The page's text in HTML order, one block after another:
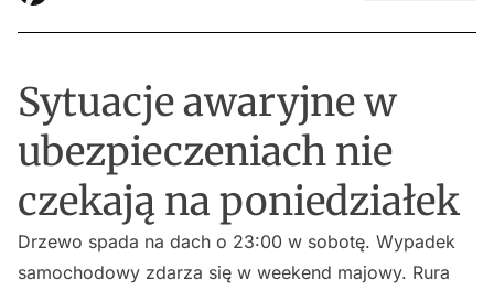
Sytuacje awaryjne w
ubezpieczeniach nie
czekają na poniedziałek
Drzewo spada na dach o 23:00 w sobotę. Wypadek
samochodowy zdarza się w weekend majowy. Rura